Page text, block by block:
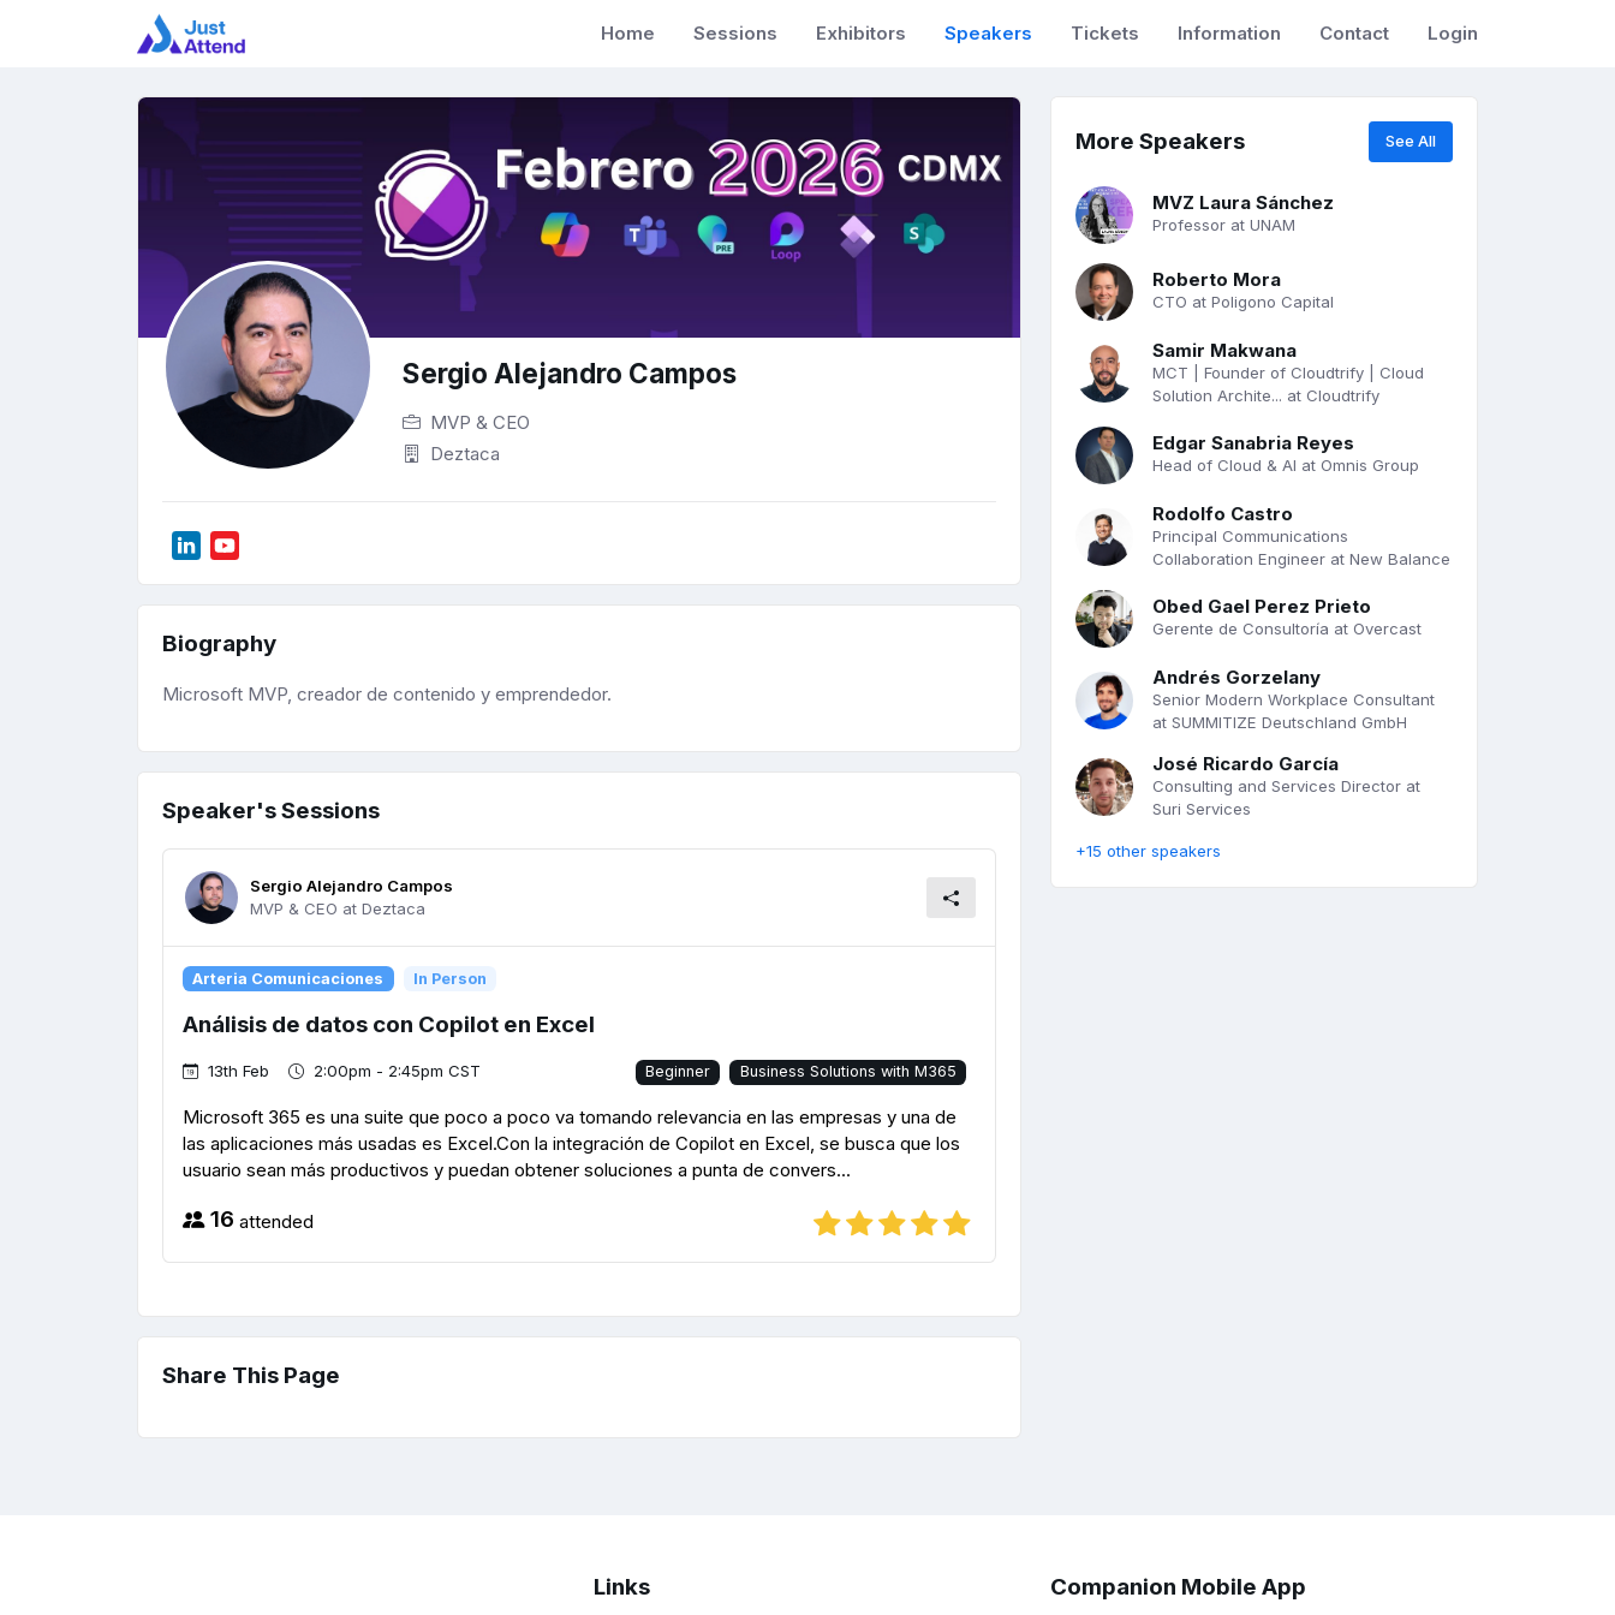
Home Sessions Exhibitors Speakers Tickets Information Contact Login
Sergio Alejandro Campos
MVP & CEO
Deztaca
Biography
Microsoft MVP, creador de contenido y emprendedor.
Speaker's Sessions
Sergio Alejandro Campos
MVP & CEO at Deztaca
Arteria Comunicaciones In Person
Análisis de datos con Copilot en Excel
13th Feb 2:00pm - 2:45pm CST Beginner Business Solutions with M365
Microsoft 365 es una suite que poco a poco va tomando relevancia en las empresas y una de
las aplicaciones más usadas es Excel.Con la integración de Copilot en Excel, se busca que los
usuario sean más productivos y puedan obtener soluciones a punta de convers...
16 attended
Share This Page
More Speakers See All
MVZ Laura Sánchez
Professor at UNAM
Roberto Mora
CTO at Poligono Capital
Samir Makwana
MCT | Founder of Cloudtrify | Cloud
Solution Archite... at Cloudtrify
Edgar Sanabria Reyes
Head of Cloud & AI at Omnis Group
Rodolfo Castro
Principal Communications
Collaboration Engineer at New Balance
Obed Gael Perez Prieto
Gerente de Consultoría at Overcast
Andrés Gorzelany
Senior Modern Workplace Consultant
at SUMMITIZE Deutschland GmbH
José Ricardo García
Consulting and Services Director at
Suri Services
+15 other speakers
Links Companion Mobile App